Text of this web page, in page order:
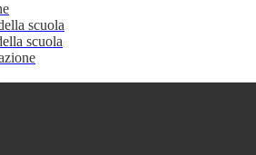
scuola
scuola